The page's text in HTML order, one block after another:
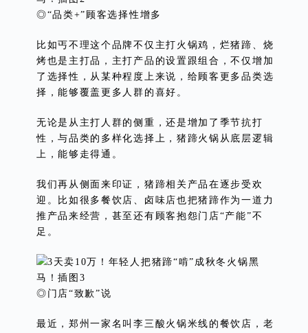
◎“品类+”顾客选择性增多
比如丐不理这个品牌不仅主打火锅鸡，烂猪蹄、烧
烤也是主打品，主打产品的设置跟组合，不仅增加
了选择性，从某种程度上来说，给顾客更多品类选
择，能够覆盖更多人群的喜好。
无论是从主打人群的侧重，还是增加了季节抗打
性，与品类的多样化选择上，猪蹄火锅从底层逻辑
上，能够走得通。
我们再从侧面来印证，猪蹄相关产品在逐步受欢
迎。比如很多餐饮店、卤味店也把猪蹄作为一道力
推产品来经营，甚至还有顾客抱怨门店“产能”不
足。
◎门店“致歉”说
最近，郑州一家名叫李三酸火锅米线的餐饮店，老